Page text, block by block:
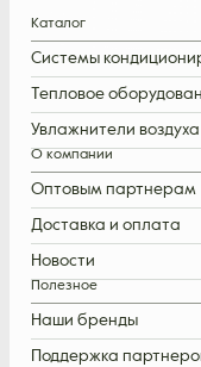
Каталог
Системы
Тепловое
Увлажнители воздуха
О компании
Оптовым партнерам
Доставка и оплата
Новости
Полезное
Наши бренды
Поддержка